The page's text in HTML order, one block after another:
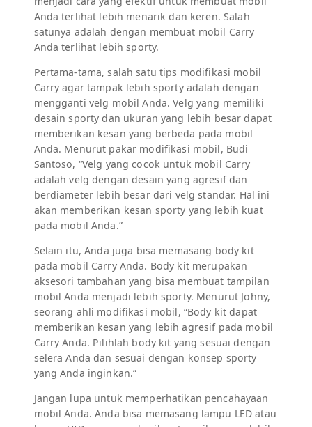
Anda terlihat lebih menarik dan keren. Salah
satunya adalah dengan membuat mobil Carry
Anda terlihat lebih sporty.
Pertama-tama, salah satu tips modifikasi mobil
Carry agar tampak lebih sporty adalah dengan
mengganti velg mobil Anda. Velg yang memiliki
desain sporty dan ukuran yang lebih besar dapat
memberikan kesan yang berbeda pada mobil
Anda. Menurut pakar modifikasi mobil, Budi
Santoso, “Velg yang cocok untuk mobil Carry
adalah velg dengan desain yang agresif dan
berdiameter lebih besar dari velg standar. Hal ini
akan memberikan kesan sporty yang lebih kuat
pada mobil Anda.”
Selain itu, Anda juga bisa memasang body kit
pada mobil Carry Anda. Body kit merupakan
aksesori tambahan yang bisa membuat tampilan
mobil Anda menjadi lebih sporty. Menurut Johny,
seorang ahli modifikasi mobil, “Body kit dapat
memberikan kesan yang lebih agresif pada mobil
Carry Anda. Pilihlah body kit yang sesuai dengan
selera Anda dan sesuai dengan konsep sporty
yang Anda inginkan.”
Jangan lupa untuk memperhatikan pencahayaan
mobil Anda. Anda bisa memasang lampu LED atau